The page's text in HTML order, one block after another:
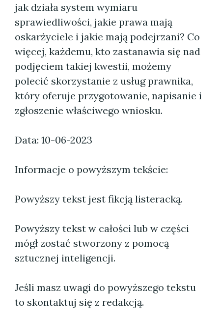
jak działa system wymiaru
sprawiedliwości, jakie prawa mają
oskarżyciele i jakie mają podejrzani? Co
więcej, każdemu, kto zastanawia się nad
podjęciem takiej kwestii, możemy
polecić skorzystanie z usług prawnika,
który oferuje przygotowanie, napisanie i
zgłoszenie właściwego wniosku.
Data: 10-06-2023
Informacje o powyższym tekście:
Powyższy tekst jest fikcją listeracką.
Powyższy tekst w całości lub w części
mógł zostać stworzony z pomocą
sztucznej inteligencji.
Jeśli masz uwagi do powyższego tekstu
to skontaktuj się z redakcją.